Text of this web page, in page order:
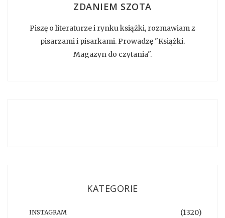
ZDANIEM SZOTA
Piszę o literaturze i rynku książki, rozmawiam z
pisarzami i pisarkami. Prowadzę "Książki.
Magazyn do czytania".
KATEGORIE
INSTAGRAM (1320)